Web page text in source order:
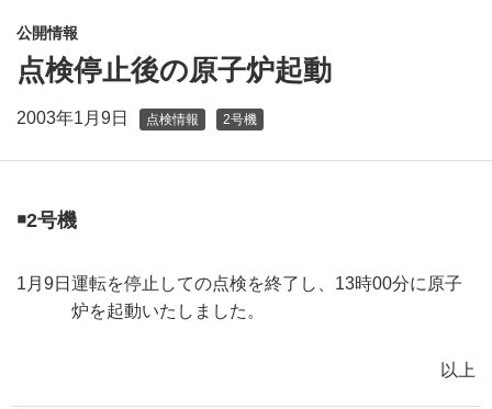
公開情報
点検停止後の原子炉起動
2003年1月9日 点検情報 2号機
￭2号機
1月9日 運転を停止しての点検を終了し、13時00分に原子
炉を起動いたしました。
以上